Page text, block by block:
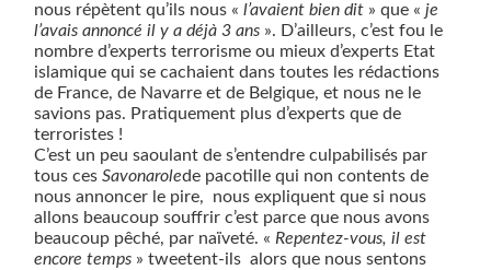
nous répètent qu’ils nous «l’avaient bien dit » que «je
l’avais annoncé il y a déjà 3 ans ». D’ailleurs, c’est fou le
nombre d’experts terrorisme ou mieux d’experts Etat
islamique qui se cachaient dans toutes les rédactions
de France, de Navarre et de Belgique, et nous ne le
savions pas. Pratiquement plus d’experts que de
terroristes !
C’est un peu saoulant de s’entendre culpabilisés par
tous cesSavonarolede pacotille qui non contents de
nous annoncer le pire, nous expliquent que si nous
allons beaucoup souffrir c’est parce que nous avons
beaucoup pêché, par naïveté. «Repentez-vous, il est
encore temps » tweetent-ils alors que nous sentons